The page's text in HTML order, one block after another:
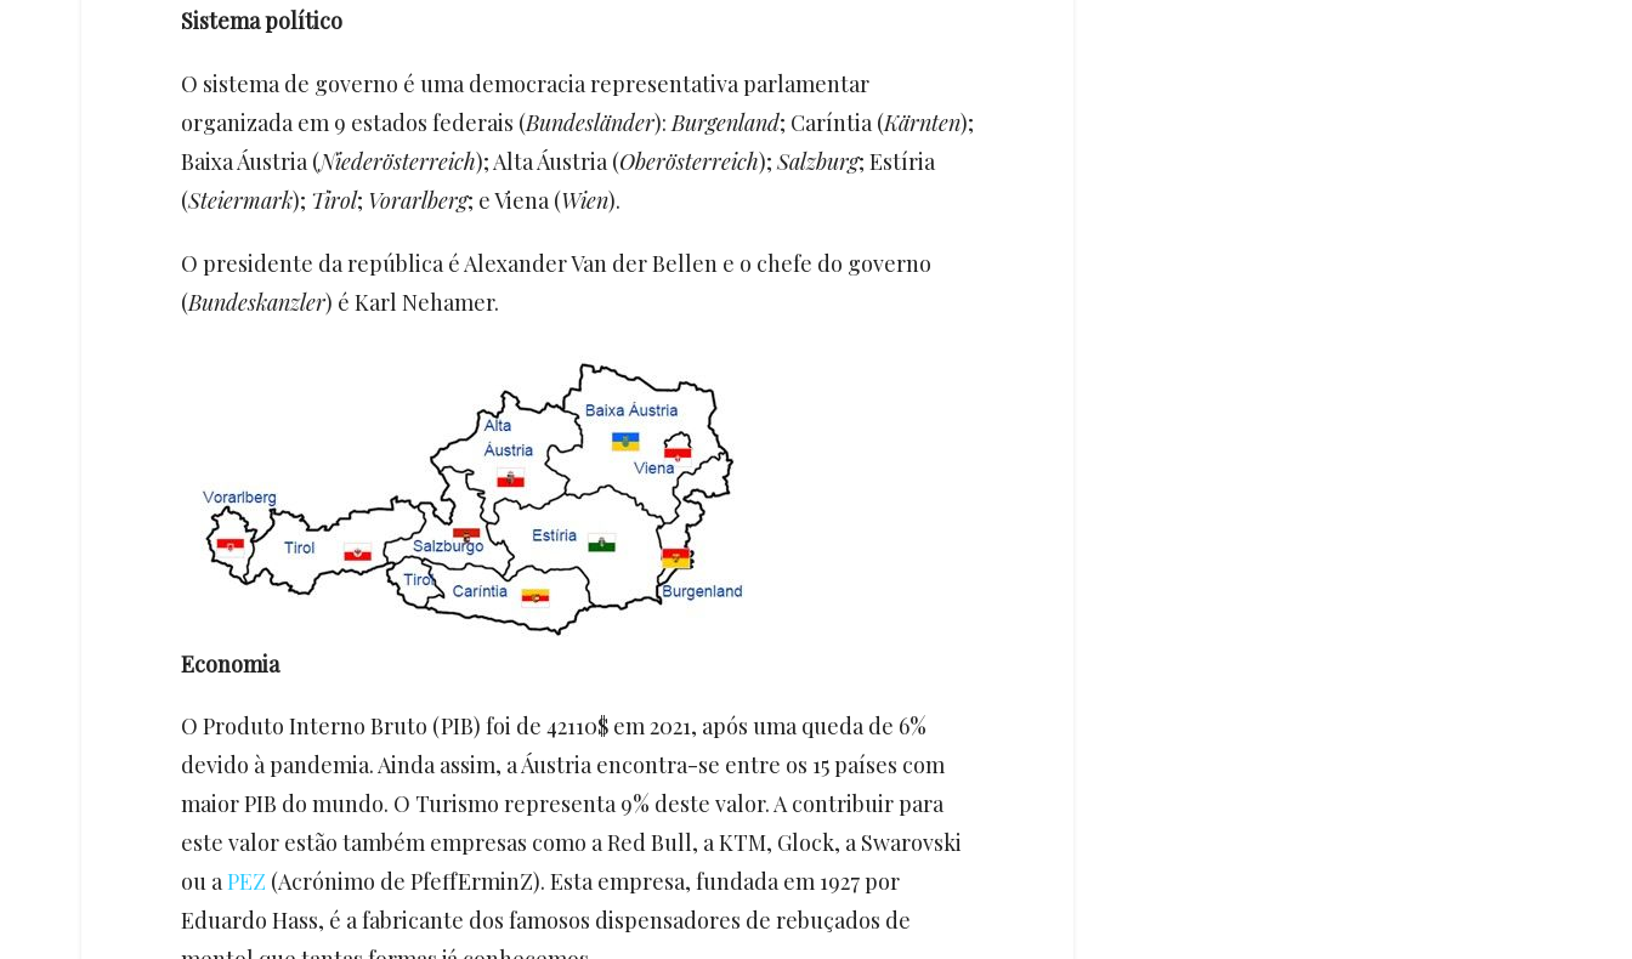
Sistema político
O sistema de governo é uma democracia representativa parlamentar
organizada em 9 estados federais (Bundesländer):Burgenland; Caríntia (Kärnten);
Baixa Áustria (Niederösterreich); Alta Áustria (Oberösterreich);Salzburg; Estíria
(Steiermark); Tirol; Vorarlberg; e Viena (Wien).
O presidente da república é Alexander Van der Bellen e o chefe do governo
(Bundeskanzler) é Karl Nehamer.
Economia
O Produto Interno Bruto (PIB) foi de 42110$ em 2021, após uma queda de 6%
devido à pandemia. Ainda assim, a Áustria encontra-se entre os 15 países com
maior PIB do mundo. O Turismo representa 9% deste valor. A contribuir para
este valor estão também empresas como a Red Bull, a KTM, Glock, a Swarovski
ou aPEZ (Acrónimo de PfeffErminZ). Esta empresa, fundada em 1927 por
Eduardo Hass, é a fabricante dos famosos dispensadores de rebuçados de